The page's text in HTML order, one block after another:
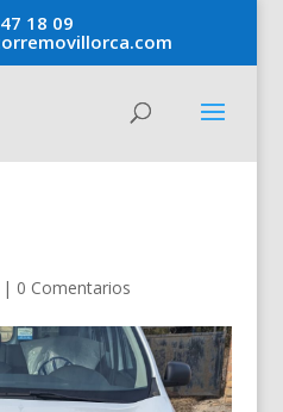
18 09
0 Comentarios